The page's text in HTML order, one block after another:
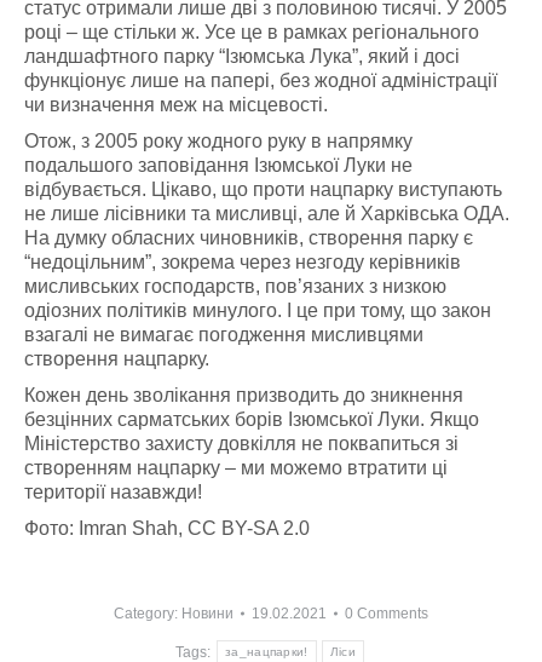
статус отримали лише дві з половиною тисячі. У 2005
році – ще стільки ж. Усе це в рамках регіонального
ландшафтного парку “Ізюмська Лука”, який і досі
функціонує лише на папері, без жодної адміністрації
чи визначення меж на місцевості.
Отож, з 2005 року жодного руку в напрямку
подальшого заповідання Ізюмської Луки не
відбувається. Цікаво, що проти нацпарку виступають
не лише лісівники та мисливці, але й Харківська ОДА.
На думку обласних чиновників, створення парку є
“недоцільним”, зокрема через незгоду керівників
мисливських господарств, пов’язаних з низкою
одіозних політиків минулого. І це при тому, що закон
взагалі не вимагає погодження мисливцями
створення нацпарку.
Кожен день зволікання призводить до зникнення
безцінних сарматських борів Ізюмської Луки. Якщо
Міністерство захисту довкілля не поквапиться зі
створенням нацпарку – ми можемо втратити ці
території назавжди!
Фото: Imran Shah, CC BY-SA 2.0
Category: Новини 19.02.2021 0 Comments
Tags: за_нацпарки! Ліси